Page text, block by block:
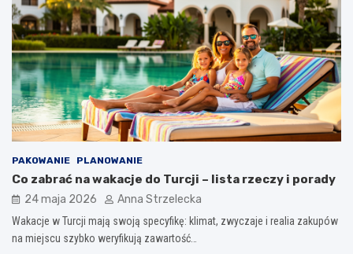
PAKOWANIE PLANOWANIE
Co zabrać na wakacje do Turcji – lista rzeczy i porady
24 maja 2026 Anna Strzelecka
Wakacje w Turcji mają swoją specyfikę: klimat, zwyczaje i realia zakupów
na miejscu szybko weryfikują zawartość…